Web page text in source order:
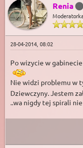
Renia
Moderatorka
28-04-2014, 08:02
Po wizycie w
Nie widzi problemu w
Dziewczyny. Jestem
..wa nigdy tej spirali nie